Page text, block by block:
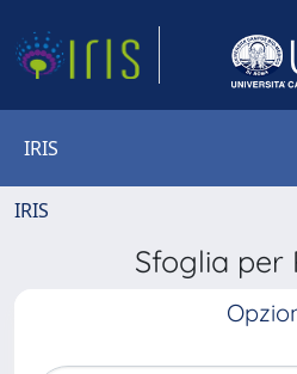
IRIS
IRIS
Sfoglia per